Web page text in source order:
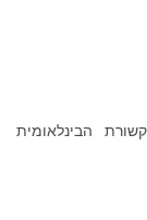
הבינלאומית